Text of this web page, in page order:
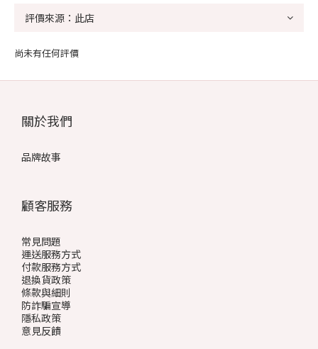
尚未有任何評價
關於我們
品牌故事
顧客服務
常見問題
運送服務方式
付款服務方式
退換貨政策
條款與細則
防詐騙宣導
隱私政策
意見反饋